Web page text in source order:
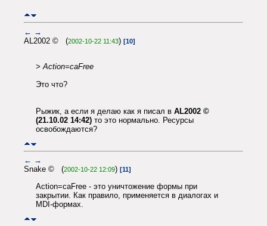
← →
AL2002 © (2002-10-22 11:43) [10]
> Action=caFree
Это что?
Рыжик, а если я делаю как я писал в AL2002 ©
(21.10.02 14:42) то это нормально. Ресурсы
освобождаются?
← →
Snake © (2002-10-22 12:09) [11]
Action=caFree - это уничтожение формы при
закрытии. Как правило, применяется в диалогах и
MDI-формах.